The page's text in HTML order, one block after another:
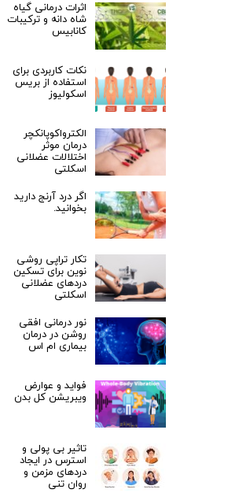
اثرات درمانی گیاه
شاه دانه و ترکیبات
کانابیس
نکات کاربردی برای
استفاده از بریس
اسکولیوز
الکترواکوپانکچر
درمان موثر
اختلالات عضلانی
اسکلتی
اگر درد آرنج دارید
بخوانید.
تکار تراپی روشی
نوین برای تسکین
دردهای عضلانی
اسکلتی
نور درمانی افقی
روشن در درمان
بیماری ام اس
فواید و عوارض
ویبریشن کل بدن
تاثیر بی پولی و
استرس در ایجاد
دردهای مزمن و
روان تنی